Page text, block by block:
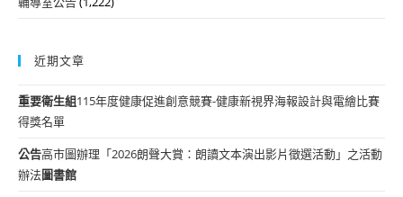
近期文章
重要衛生組115年度健康促進創意競賽-健康新視界海報設計與電繪比賽
得獎名單
公告高市圖辦理「2026朗聲大賞：朗讀文本演出影片徵選活動」之活動
辦法圖書館